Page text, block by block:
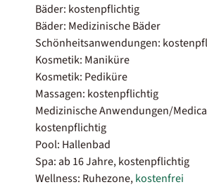
Bäder: kostenpflichtig
Bäder: Medizinische Bäder
Schönheitsanwendungen:
Kosmetik: Maniküre
Kosmetik: Pediküre
Massagen: kostenpflichtig
Medizinische Anwendungen/
kostenpflichtig
Pool: Hallenbad
Spa: ab 16 Jahre, kostenpflichtig
Wellness: Ruhezone,kostenfrei